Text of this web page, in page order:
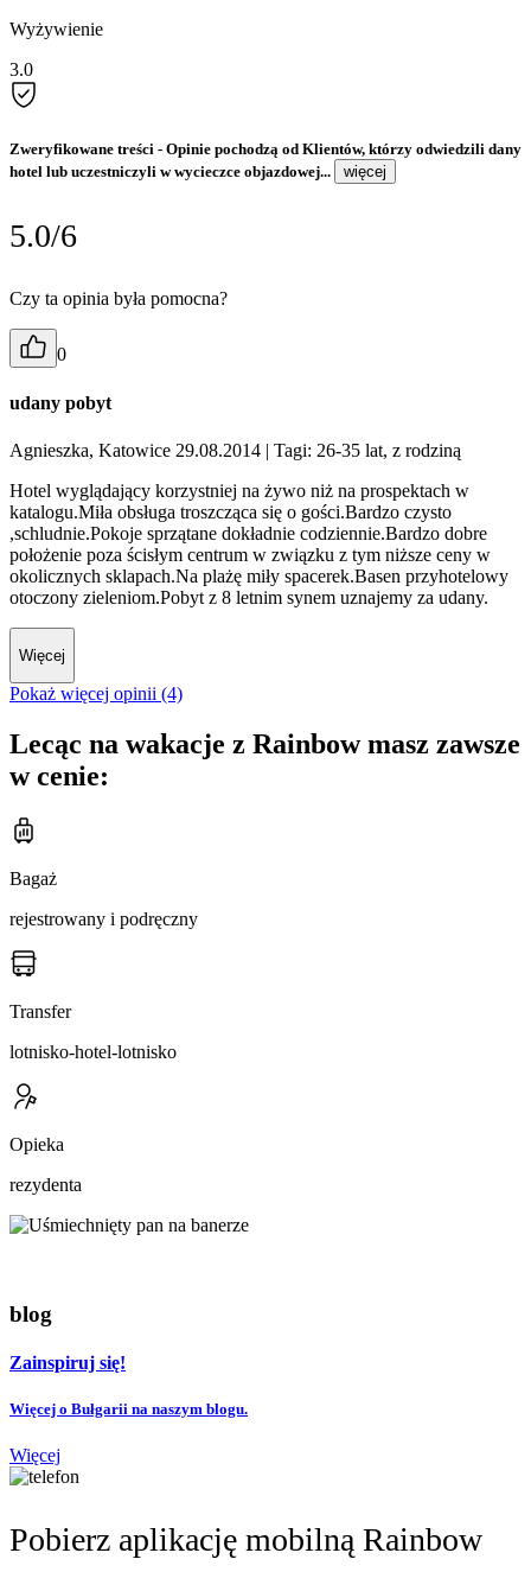
Wyżywienie
3.0
Zweryfikowane treści - Opinie pochodzą od Klientów, którzy odwiedzili dany
hotel lub uczestniczyli w wycieczce objazdowej...
więcej
5.0/6
Czy ta opinia była pomocna?
0
udany pobyt
Agnieszka, Katowice 29.08.2014 | Tagi: 26-35 lat, z rodziną
Hotel wyglądający korzystniej na żywo niż na prospektach w
katalogu.Miła obsługa troszcząca się o gości.Bardzo czysto
,schludnie.Pokoje sprzątane dokładnie codziennie.Bardzo dobre
położenie poza ścisłym centrum w związku z tym niższe ceny w
okolicznych sklapach.Na plażę miły spacerek.Basen przyhotelowy
otoczony zieleniom.Pobyt z 8 letnim synem uznajemy za udany.
Więcej
Pokaż więcej opinii (4)
Lecąc na wakacje z Rainbow masz zawsze
w cenie:
Bagaż
rejestrowany i podręczny
Transfer
lotnisko-hotel-lotnisko
Opieka
rezydenta
blog
Zainspiruj się!
Więcej o Bułgarii na naszym blogu.
Więcej
Pobierz aplikację mobilną Rainbow